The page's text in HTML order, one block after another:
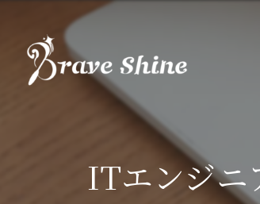
ITエンジニ